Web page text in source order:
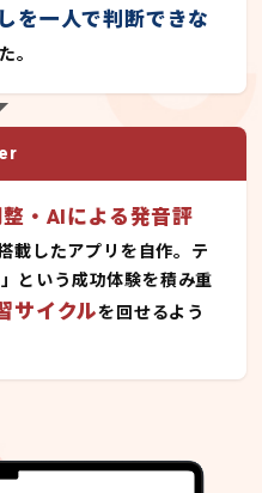
を一人で判断できな
。
・AIによる発音評
載したアプリを自作。テ
という成功体験を積み重
サイクルを回せるよう